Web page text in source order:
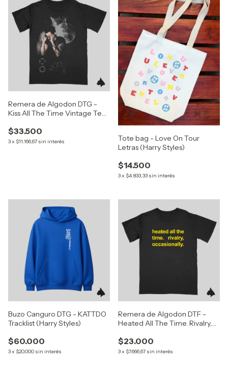
Remera de Algodon DTG -
Kiss All The Time Vintage Tee
$33.500
3x $11.166,67 sin interés
Tote bag - Love On Tour
Letras (Harry Styles)
$14.500
3x $4.833,33 sin interés
Buzo Canguro DTG - KATTDO
Tracklist (Harry Styles)
$60.000
3x $20.000 sin interés
Remera de Algodon DTF -
Heated All The Time. Rivalry,
$23.000
3x $7.666,67 sin interés